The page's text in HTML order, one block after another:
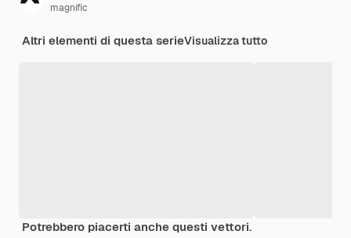
magnific
Altri elementi di questa serieVisualizza tutto
Potrebbero piacerti anche questi vettori.